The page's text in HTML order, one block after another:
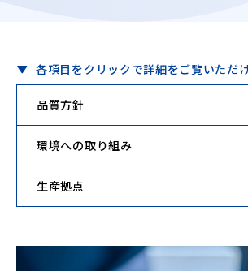
各項目をクリックで詳細をご覧いただ
品質方針
環境への取り組み
生産拠点